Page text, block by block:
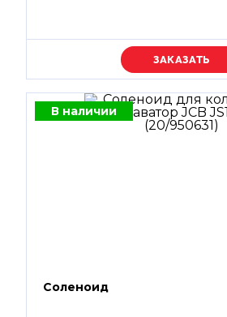
Уточняйте цену
В наличии
Соленоид